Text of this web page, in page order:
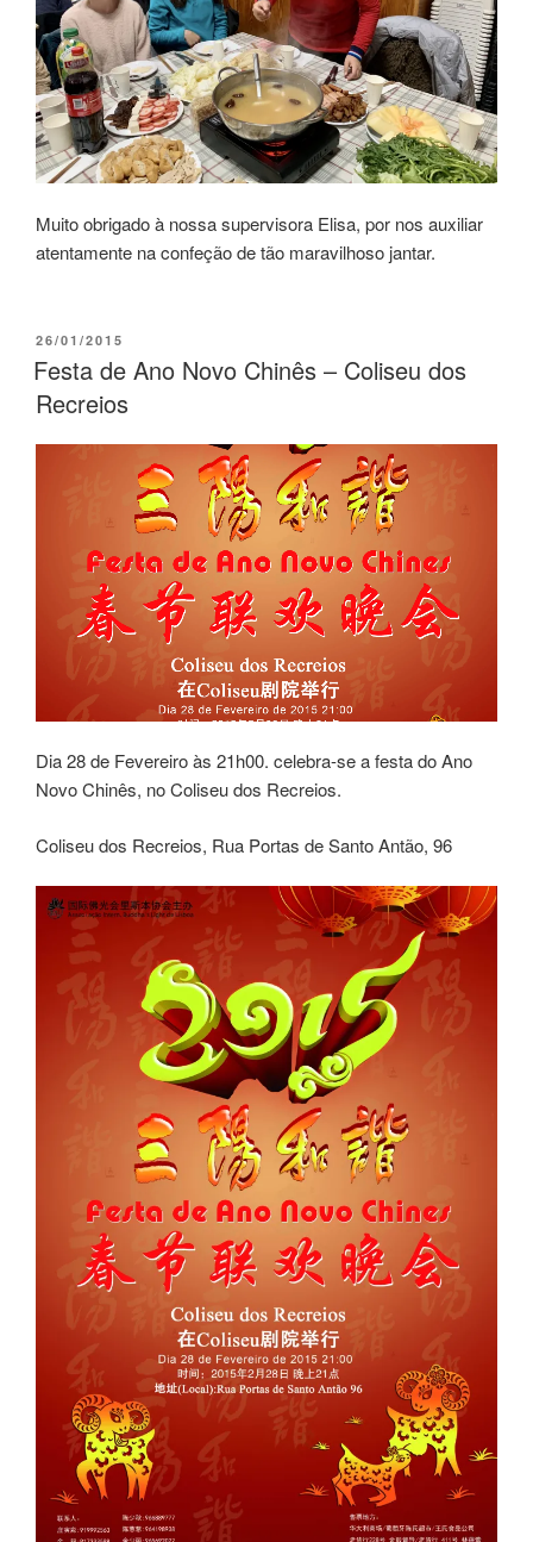
Muito obrigado à nossa supervisora Elisa, por nos auxiliar
atentamente na confeção de tão maravilhoso jantar.
26/01/2015
Festa de Ano Novo Chinês – Coliseu dos
Recreios
Dia 28 de Fevereiro às 21h00. celebra-se a festa do Ano
Novo Chinês, no Coliseu dos Recreios.
Coliseu dos Recreios, Rua Portas de Santo Antão, 96